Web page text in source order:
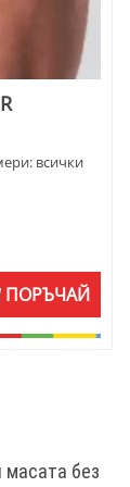
всички
ПОРЪЧАЙ
без